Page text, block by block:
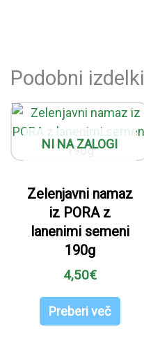
Podobni izdelki
NI NA ZALOGI
Zelenjavni namaz
iz PORA z
lanenimi semeni
190g
4,50€
Preberi več